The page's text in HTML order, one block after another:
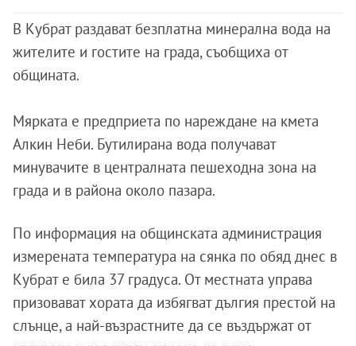
В Кубрат раздават безплатна минерална вода на
жителите и гостите на града, съобщиха от
общината.
Мярката е предприета по нареждане на кмета
Алкин Неби. Бутилирана вода получават
минувачите в централната пешеходна зона на
града и в района около пазара.
По информация на общинската администрация
измерената температура на сянка по обяд днес в
Кубрат е била 37 градуса. От местната управа
призовават хората да избягват дългия престой на
слънце, а най-възрастните да се въздържат от